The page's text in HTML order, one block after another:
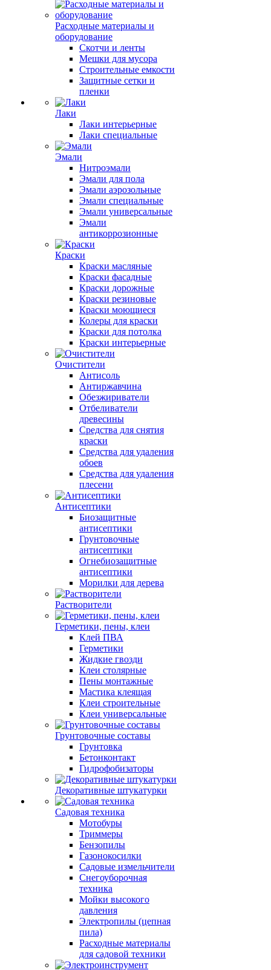
Расходные материалы и
оборудование
Скотчи и ленты
Мешки для мусора
Строительные емкости
Защитные сетки и
пленки
Лаки
Лаки интерьерные
Лаки специальные
Эмали
Нитроэмали
Эмали для пола
Эмали аэрозольные
Эмали специальные
Эмали универсальные
Эмали
антикоррозионные
Краски
Краски масляные
Краски фасадные
Краски дорожные
Краски резиновые
Краски моющиеся
Колеры для краски
Краски для потолка
Краски интерьерные
Очистители
Антисоль
Антиржавчина
Обезжириватели
Отбеливатели
древесины
Средства для снятия
краски
Средства для удаления
обоев
Средства для удаления
плесени
Антисептики
Биозащитные
антисептики
Грунтовочные
антисептики
Огнебиозащитные
антисептики
Морилки для дерева
Растворители
Герметики, пены, клеи
Клей ПВА
Герметики
Жидкие гвозди
Клеи столярные
Пены монтажные
Мастика клеящая
Клеи строительные
Клеи универсальные
Грунтовочные составы
Грунтовка
Бетонконтакт
Гидрофобизаторы
Декоративные штукатурки
Садовая техника
Мотобуры
Триммеры
Бензопилы
Газонокосилки
Садовые измельчители
Снегоуборочная
техника
Мойки высокого
давления
Электропилы (цепная
пила)
Расходные материалы
для садовой техники